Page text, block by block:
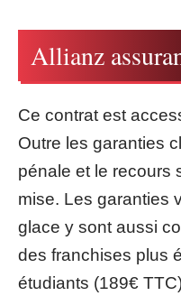
Allianz
Ce contrat est
Outre les garanties
pénale et le recours
mise. Les garanties
glace y sont aussi
des franchises plus
étudiants (189€